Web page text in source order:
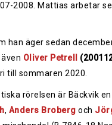
2008. Mattias arbetar
han äger sedan
Oliver Petrell
till sommaren 2020.
rörelsen är Bäckvik
, Anders Broberg och